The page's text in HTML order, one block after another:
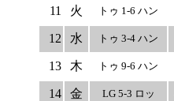
11 火 トゥ 1-6 ハン
12 水 トゥ 3-4 ハン
13 木 トゥ 9-6 ハン
14 金 LG 5-3 ロッ